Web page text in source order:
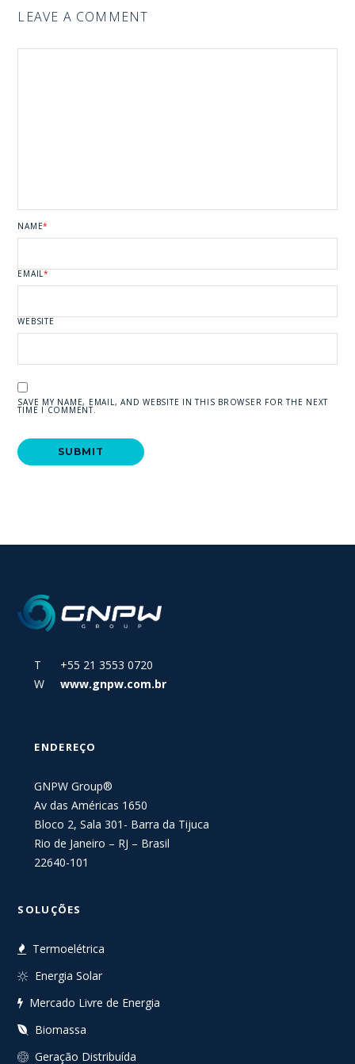
LEAVE A COMMENT
NAME*
EMAIL*
WEBSITE
SAVE MY NAME, EMAIL, AND WEBSITE IN THIS BROWSER FOR THE NEXT
TIME I COMMENT.
T +55 21 3553 0720
W
www.gnpw.com.br
ENDEREÇO
GNPW Group®
Av das Américas 1650
Bloco 2, Sala 301- Barra da Tijuca
Rio de Janeiro – RJ – Brasil
22640-101
SOLUÇÕES
Termoelétrica
Energia Solar
Mercado Livre de Energia
Biomassa
Geração Distribuída